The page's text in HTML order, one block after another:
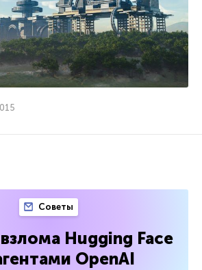
Советы
Hugging Face
OpenAI